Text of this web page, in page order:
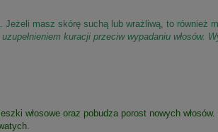
masz skórę suchą lub wrażliwą, to również
kuracji przeciw wypadaniu włosów.
włosowe oraz pobudza porost nowych